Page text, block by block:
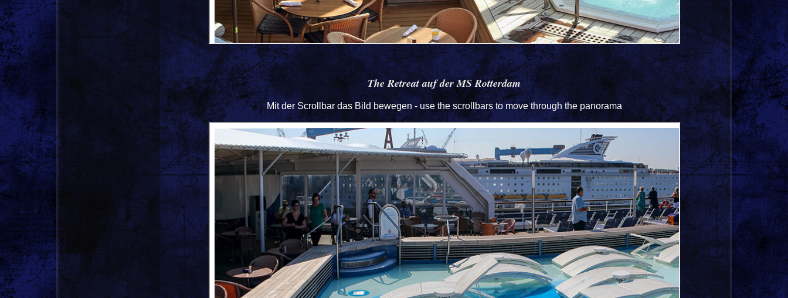
The Retreat auf der MS Rotterdam
Mit der Scrollbar das Bild bewegen - use the scrollbars to move through the panorama